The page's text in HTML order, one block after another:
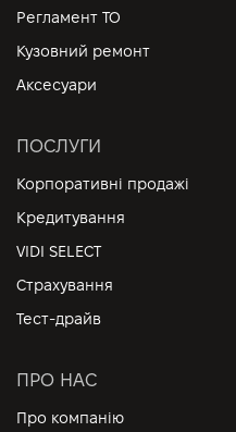
Регламент ТО
Кузовний ремонт
Аксесуари
ПОСЛУГИ
Корпоративні продажі
Кредитування
VIDI SELECT
Страхування
Тест-драйв
ПРО НАС
Про компанію